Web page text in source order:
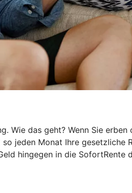
Wie das geht? Wenn Sie
jeden Monat Ihre
hingegen in die